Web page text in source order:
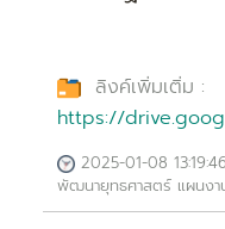
ลิงค์เพิ่มเติ่ม :
https://
2025-01-08
พัฒนายุทธศาสตร์ แผนงา